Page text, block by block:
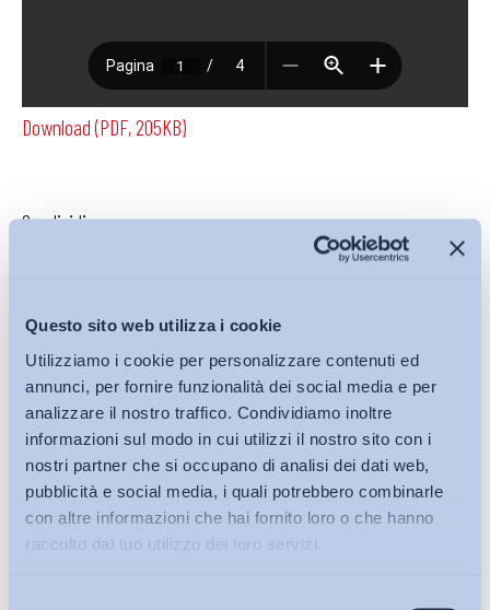
Questo sito web utilizza i cookie
Utilizziamo i cookie per personalizzare contenuti ed
annunci, per fornire funzionalità dei social media e per
analizzare il nostro traffico. Condividiamo inoltre
informazioni sul modo in cui utilizzi il nostro sito con i
nostri partner che si occupano di analisi dei dati web,
pubblicità e social media, i quali potrebbero combinarle
con altre informazioni che hai fornito loro o che hanno
raccolto dal tuo utilizzo dei loro servizi.
Download (PDF, 205KB)
Condividi su:
Iscriviti alla Newsletter